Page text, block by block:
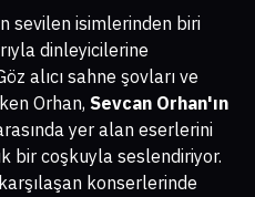
sevilen isimlerinden biri
dinleyicilerine
alıcı sahne şovları ve
Orhan, Sevcan Orhan'ın
yer alan eserlerini
bir coşkuyla seslendiriyor.
konserlerinde